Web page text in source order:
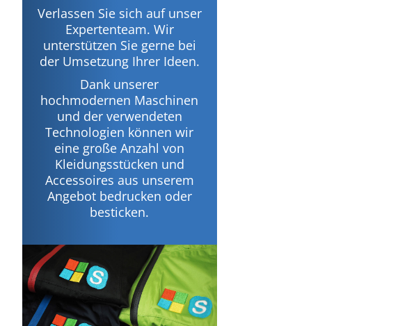
Verlassen Sie sich auf unser
Expertenteam. Wir
unterstützen Sie gerne bei
der Umsetzung Ihrer Ideen.
Dank unserer
hochmodernen Maschinen
und der verwendeten
Technologien können wir
eine große Anzahl von
Kleidungsstücken und
Accessoires aus unserem
Angebot bedrucken oder
besticken.